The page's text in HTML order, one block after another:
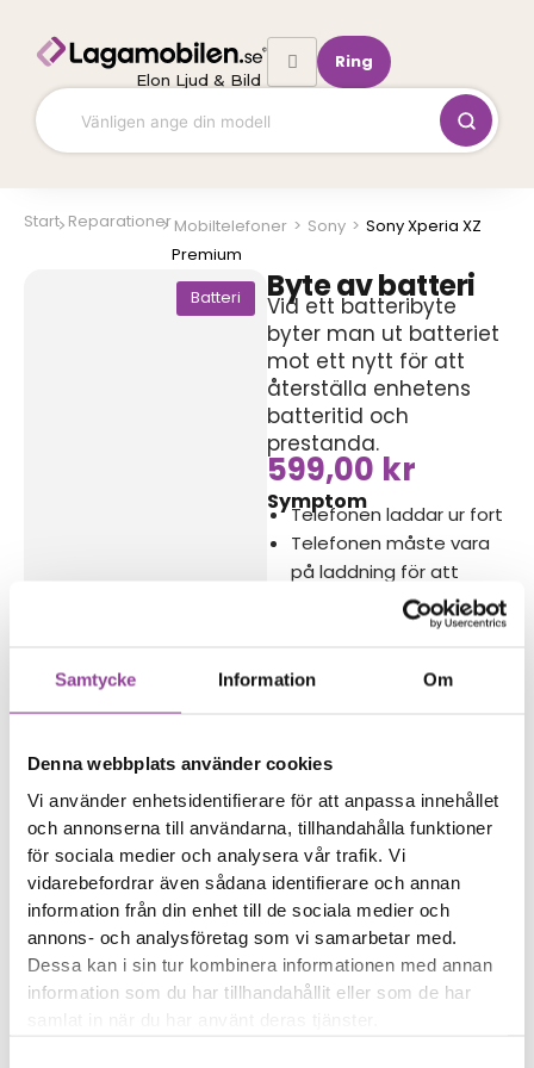
Samtycke Information Om
Denna webbplats använder cookies
Vi använder enhetsidentifierare för att anpassa innehållet
och annonserna till användarna, tillhandahålla funktioner
för sociala medier och analysera vår trafik. Vi
vidarebefordrar även sådana identifierare och annan
information från din enhet till de sociala medier och
annons- och analysföretag som vi samarbetar med.
Dessa kan i sin tur kombinera informationen med annan
information som du har tillhandahållit eller som de har
innehåll
Elon Ljud & Bild
Ring
Start ReparationerMobiltelefoner > Sony > Sony Xperia XZ
Premium
Batteri
Byte av batteri
Vid ett batteribyte
byter man ut batteriet
mot ett nytt för att
återställa enhetens
batteritid och
prestanda.
599,00 kr
Symptom
Telefonen laddar ur fort
Telefonen måste vara
på laddning för att
Telefonen laddas eller
Batterinivån ändras
Reparations tid – Ca 45
minuter
Boka tid
Fler reparationer för samma